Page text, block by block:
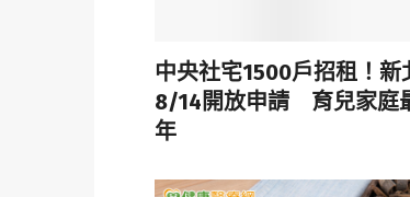
中央社宅1500戶招租！新
8/14開放申請 育兒家庭
年